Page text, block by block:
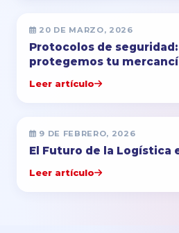
20 DE MARZO, 2026
Protocolos de seguridad:
protegemos tu
Leer artículo
9 DE FEBRERO, 2026
El Futuro de la Logística
Leer artículo